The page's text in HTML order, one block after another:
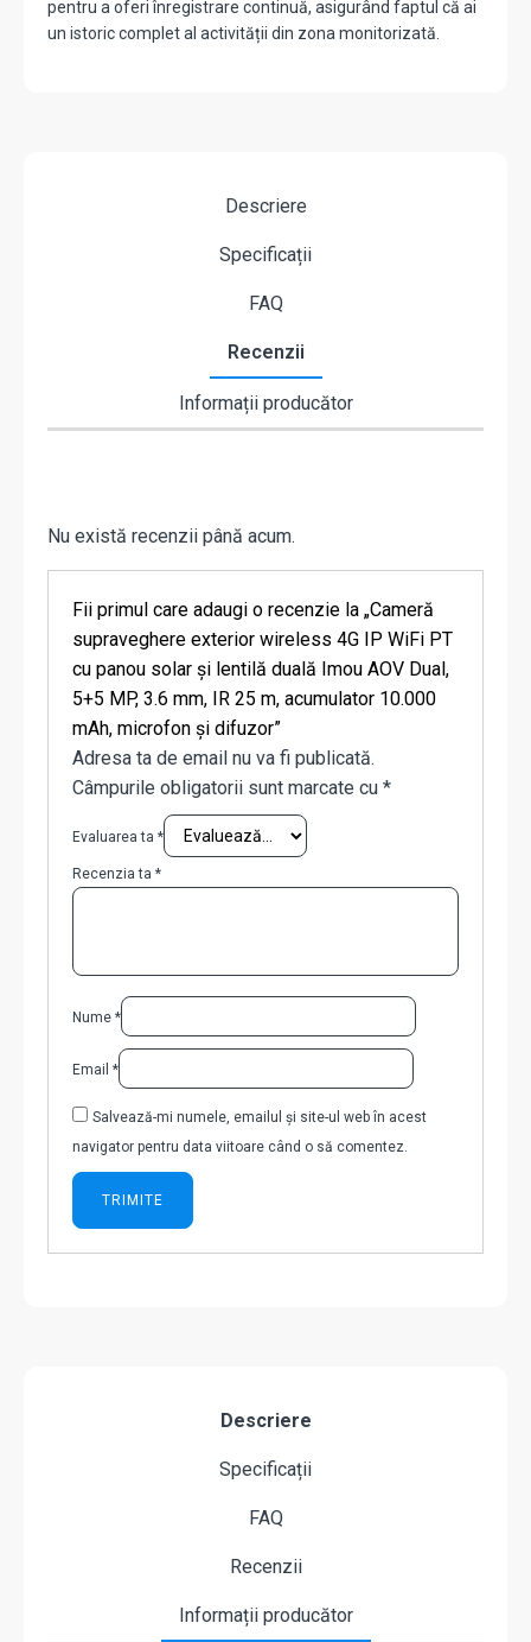
pentru a oferi înregistrare continuă, asigurând faptul că ai
un istoric complet al activității din zona monitorizată.
Descriere
Specificații
FAQ
Recenzii
Informații producător
Nu există recenzii până acum.
Fii primul care adaugi o recenzie la „Cameră
supraveghere exterior wireless 4G IP WiFi PT
cu panou solar și lentilă duală Imou AOV Dual,
5+5 MP, 3.6 mm, IR 25 m, acumulator 10.000
mAh, microfon și difuzor”
Adresa ta de email nu va fi publicată.
Câmpurile obligatorii sunt marcate cu *
Evaluarea ta *
Recenzia ta *
Nume *
Email *
Salvează-mi numele, emailul și site-ul web în acest
navigator pentru data viitoare când o să comentez.
Descriere
Specificații
FAQ
Recenzii
Informații producător